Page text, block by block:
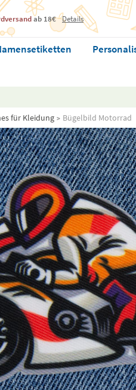
ab 18€ Details
für Kleidung Bügelbild Motorrad